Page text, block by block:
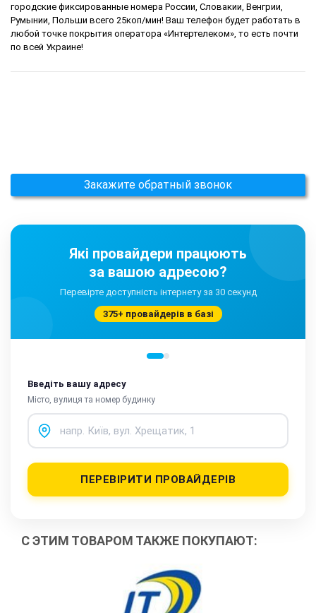
городские фиксированные номера России, Словакии, Венгрии,
Румынии, Польши всего 25коп/мин! Ваш телефон будет работать в
любой точке покрытия оператора «Интертелеком», то есть почти
по всей Украине!
Закажите обратный звонок
Які провайдери працюють
за вашою адресою?
Перевірте доступність інтернету за 30 секунд
375+ провайдерів в базі
Введіть вашу адресу
Місто, вулиця та номер будинку
ПЕРЕВІРИТИ ПРОВАЙДЕРІВ
С ЭТИМ ТОВАРОМ ТАКЖЕ ПОКУПАЮТ: